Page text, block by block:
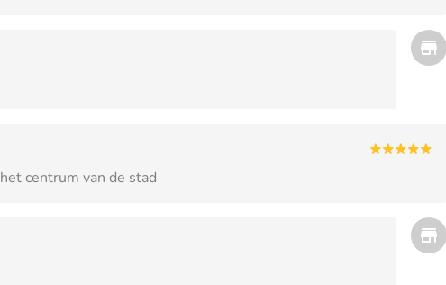
centrum van de stad